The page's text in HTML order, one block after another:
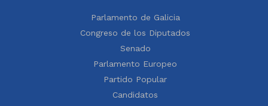
Parlamento de Galicia
Congreso de los Diputados
Senado
Parlamento Europeo
Partido Popular
Candidatos